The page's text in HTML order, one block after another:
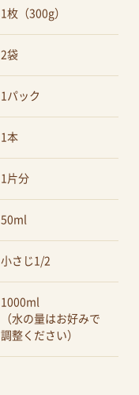
1枚（300g）
2袋
1パック
1本
1片分
50ml
小さじ1/2
1000ml
（水の量はお好みで
調整ください）